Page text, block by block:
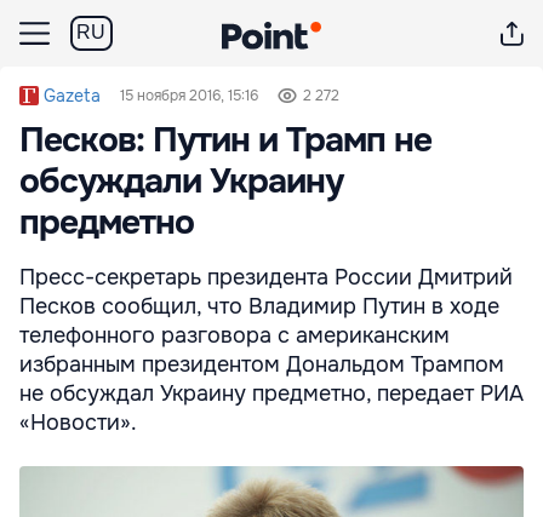
RU
Gazeta 15 ноября 2016, 15:16 2 272
Песков: Путин и Трамп не
обсуждали Украину
предметно
Пресс-секретарь президента России Дмитрий
Песков сообщил, что Владимир Путин в ходе
телефонного разговора с американским
избранным президентом Дональдом Трампом
не обсуждал Украину предметно, передает РИА
«Новости».